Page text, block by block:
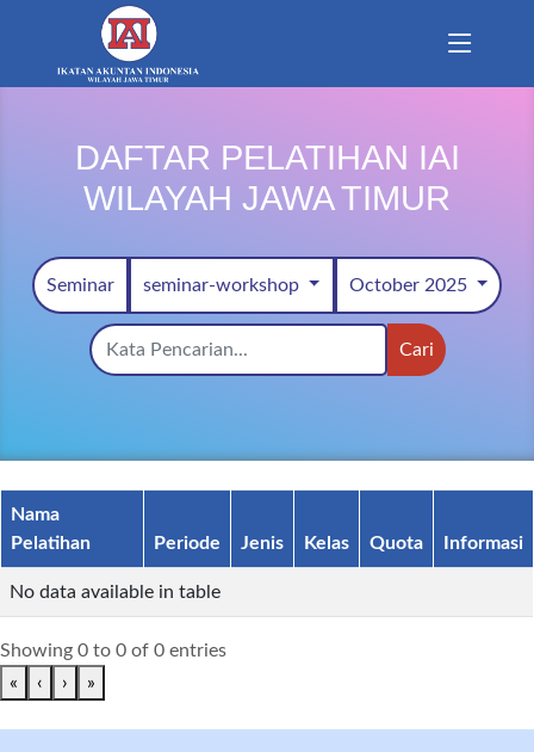
DAFTAR PELATIHAN IAI
WILAYAH JAWA TIMUR
Seminar seminar-workshop October 2025
Cari
Nama
Pelatihan
Periode Jenis Kelas Quota Informasi
No data available in table
Showing 0 to 0 of 0 entries
«
‹ › »